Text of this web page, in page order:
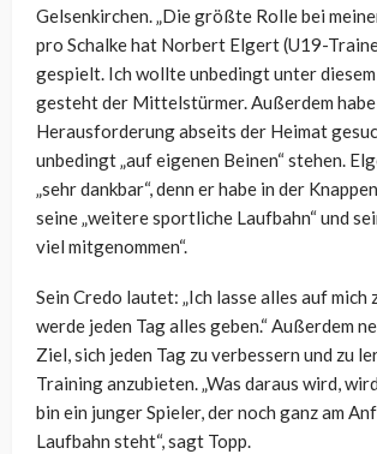
Gelsenkirchen. „Die größte Rolle bei
pro Schalke hat Norbert Elgert (U19-
gespielt. Ich wollte unbedingt unter diesem
gesteht der Mittelstürmer. Außerdem habe
Herausforderung abseits der Heimat
unbedingt „auf eigenen Beinen“ stehen.
„sehr dankbar“, denn er habe in der
seine „weitere sportliche Laufbahn“ und
viel mitgenommen“.
Sein Credo lautet: „Ich lasse alles auf mich
werde jeden Tag alles geben.“ Außerdem
Ziel, sich jeden Tag zu verbessern und zu
Training anzubieten. „Was daraus wird,
bin ein junger Spieler, der noch ganz am
Laufbahn steht“, sagt Topp.